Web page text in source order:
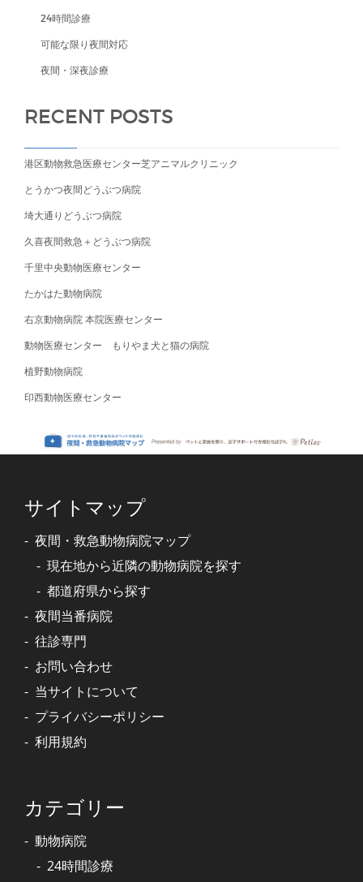
24時間診療
可能な限り夜間対応
夜間・深夜診療
RECENT POSTS
港区動物救急医療センター芝アニマルクリニック
とうかつ夜間どうぶつ病院
埼大通りどうぶつ病院
久喜夜間救急＋どうぶつ病院
千里中央動物医療センター
たかはた動物病院
右京動物病院 本院医療センター
動物医療センター もりやま犬と猫の病院
植野動物病院
印西動物医療センター
サイトマップ
夜間・救急動物病院マップ
現在地から近隣の動物病院を探す
都道府県から探す
夜間当番病院
往診専門
お問い合わせ
当サイトについて
プライバシーポリシー
利用規約
カテゴリー
動物病院
24時間診療